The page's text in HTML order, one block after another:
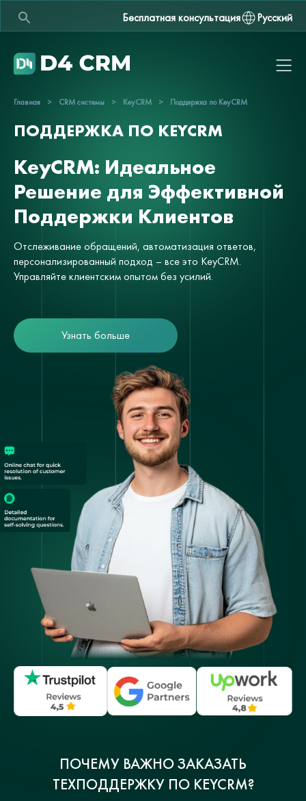
Бесплатная консультация Русский
Главная > CRM системы > KeyCRM > Поддержка по KeyCRM
ПОДДЕРЖКА ПО KEYCRM
KeyCRM: Идеальное
Решение для Эффективной
Поддержки Клиентов
Отслеживание обращений, автоматизация ответов,
персонализированный подход – все это KeyCRM.
Управляйте клиентским опытом без усилий.
Узнать больше
ПОЧЕМУ ВАЖНО ЗАКАЗАТЬ
ТЕХПОДДЕРЖКУ ПО KEYCRM?